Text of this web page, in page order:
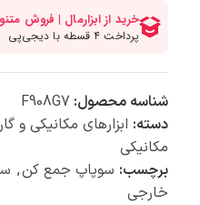
شناسه محصول: F908G7
دسته: ابزارهای مکانیکی و
مکانیکی
برچسب: سوپاپ جمع کن,
خارجی